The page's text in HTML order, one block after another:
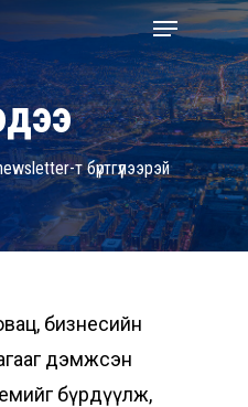
Menu
т бүртгүүлээрэй
бизнесийн
дэмжсэн
бүрдүүлж,
Close
Menu